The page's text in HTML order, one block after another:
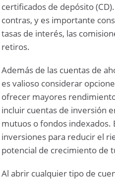
certificados de depósito
contras, y es importante
tasas de interés, las
retiros.
Además de las cuentas de
es valioso considerar
ofrecer mayores
incluir cuentas de inversión
mutuos o fondos indexados.
inversiones para reducir el
potencial de crecimiento de
Al abrir cualquier tipo de